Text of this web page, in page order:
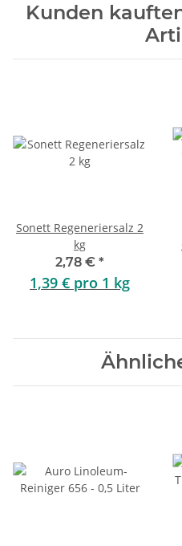
Kunden
Sonett Regeneriersalz 2
kg
2,78 € *
1,39 € pro 1 kg